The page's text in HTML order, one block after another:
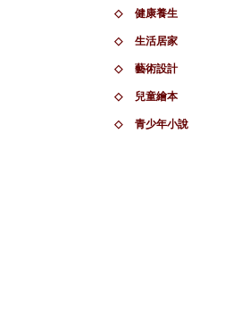
◇ 健康養生
◇ 生活居家
◇ 藝術設計
◇ 兒童繪本
◇ 青少年小說